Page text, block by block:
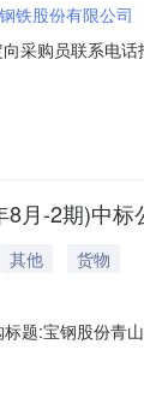
铁股份有限公司
采购员联系电
公吨。限价类
8月-2期)中标
其他
货物
题:宝钢股份青